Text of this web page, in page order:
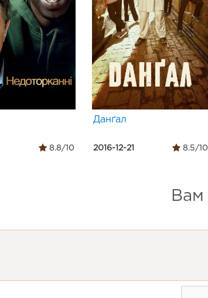
8.8/10
Данґал
2016-12-21 8.5/10
Вам